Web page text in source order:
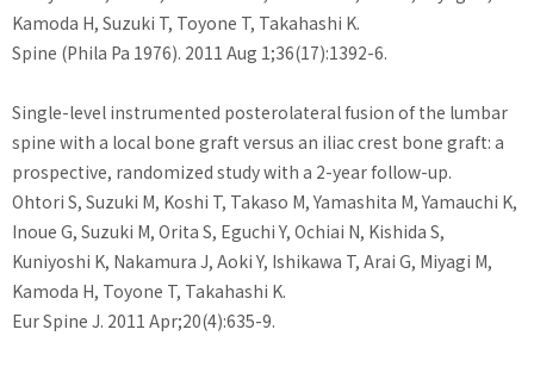
Kamoda H, Suzuki T, Toyone T, Takahashi K.
Spine (Phila Pa 1976). 2011 Aug 1;36(17):1392-6.
Single-level instrumented posterolateral fusion of the lumbar
spine with a local bone graft versus an iliac crest bone graft: a
prospective, randomized study with a 2-year follow-up.
Ohtori S, Suzuki M, Koshi T, Takaso M, Yamashita M, Yamauchi K,
Inoue G, Suzuki M, Orita S, Eguchi Y, Ochiai N, Kishida S,
Kuniyoshi K, Nakamura J, Aoki Y, Ishikawa T, Arai G, Miyagi M,
Kamoda H, Toyone T, Takahashi K.
Eur Spine J. 2011 Apr;20(4):635-9.